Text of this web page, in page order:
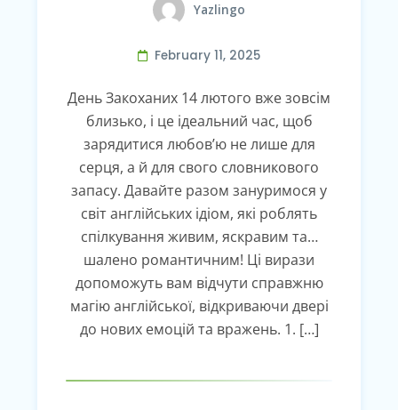
Yazlingo
February 11, 2025
День Закоханих 14 лютого вже зовсім
близько, і це ідеальний час, щоб
зарядитися любов’ю не лише для
серця, а й для свого словникового
запасу. Давайте разом зануримося у
світ англійських ідіом, які роблять
спілкування живим, яскравим та…
шалено романтичним! Ці вирази
допоможуть вам відчути справжню
магію англійської, відкриваючи двері
до нових емоцій та вражень. 1. […]